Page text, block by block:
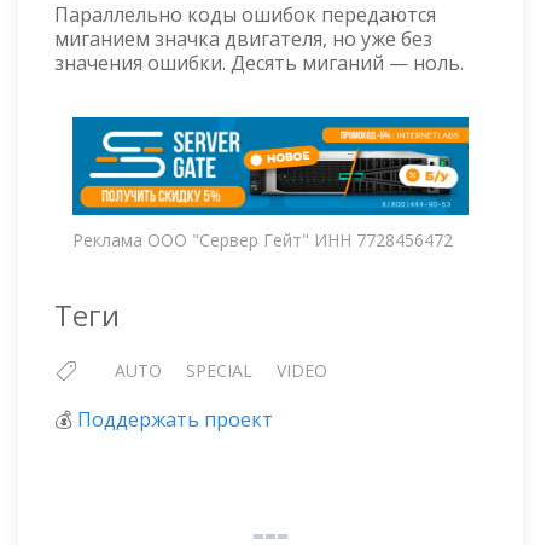
Параллельно коды ошибок передаются
миганием значка двигателя, но уже без
значения ошибки. Десять миганий — ноль.
Реклама ООО "Сервер Гейт" ИНН 7728456472
Теги
AUTO SPECIAL VIDEO
💰 Поддержать проект